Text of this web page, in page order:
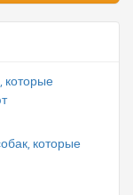
которые
которые